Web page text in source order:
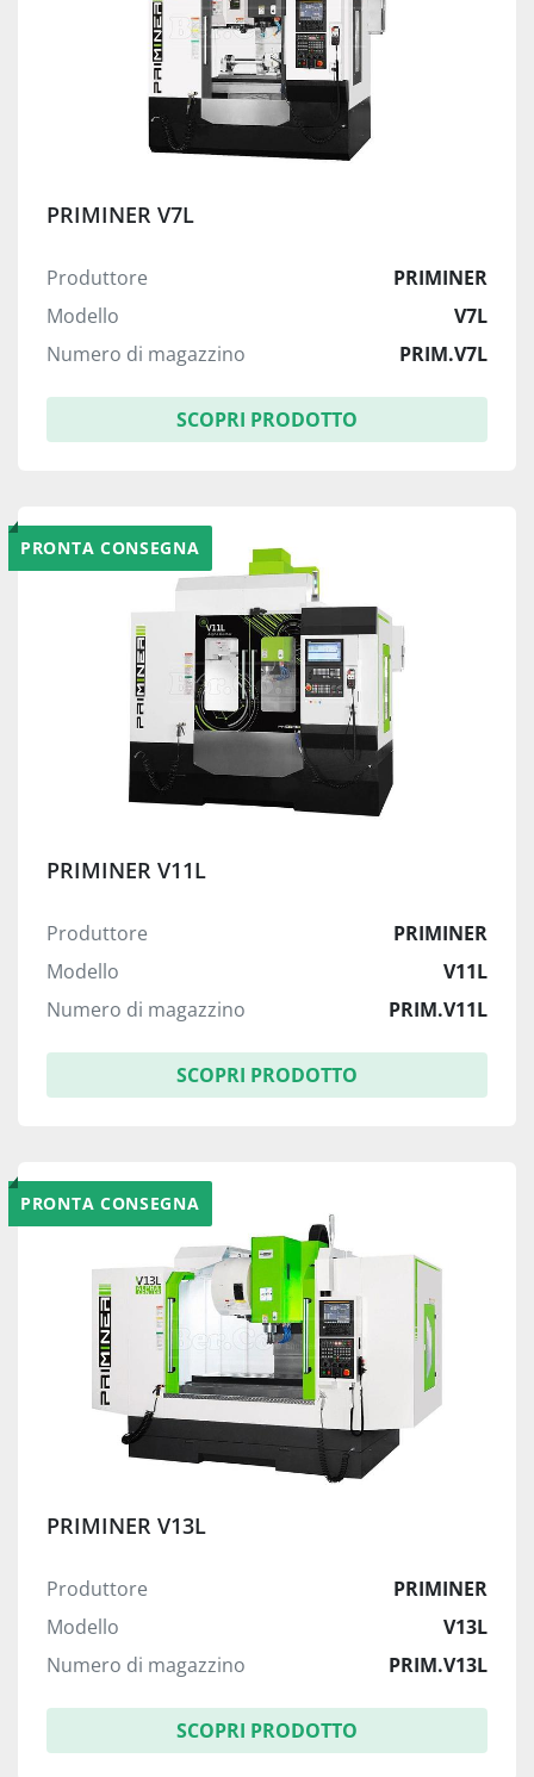
PRIMINER V7L
Produttore
PRIMINER
Modello
V7L
Numero di magazzino
PRIM.V7L
SCOPRI PRODOTTO
PRONTA CONSEGNA
PRIMINER V11L
Produttore
PRIMINER
Modello
V11L
Numero di magazzino
PRIM.V11L
SCOPRI PRODOTTO
PRONTA CONSEGNA
PRIMINER V13L
Produttore
PRIMINER
Modello
V13L
Numero di magazzino
PRIM.V13L
SCOPRI PRODOTTO